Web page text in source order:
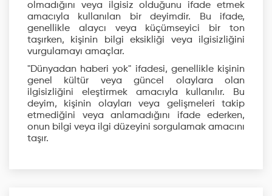
olmadığını veya ilgisiz olduğunu ifade etmek
amacıyla kullanılan bir deyimdir. Bu ifade,
genellikle alaycı veya küçümseyici bir ton
taşırken, kişinin bilgi eksikliği veya ilgisizliğini
vurgulamayı amaçlar.
"Dünyadan haberi yok" ifadesi, genellikle kişinin
genel kültür veya güncel olaylara olan
ilgisizliğini eleştirmek amacıyla kullanılır. Bu
deyim, kişinin olayları veya gelişmeleri takip
etmediğini veya anlamadığını ifade ederken,
onun bilgi veya ilgi düzeyini sorgulamak amacını
taşır.